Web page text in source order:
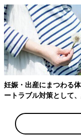
妊娠・出産にまつわる
ートラブル対策として